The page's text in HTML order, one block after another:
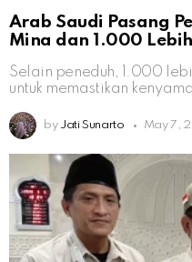
Arab Saudi Pasang
Mina dan 1.000
Selain peneduh, 1.000
untuk memastikan
by Jati Sunarto May 7,